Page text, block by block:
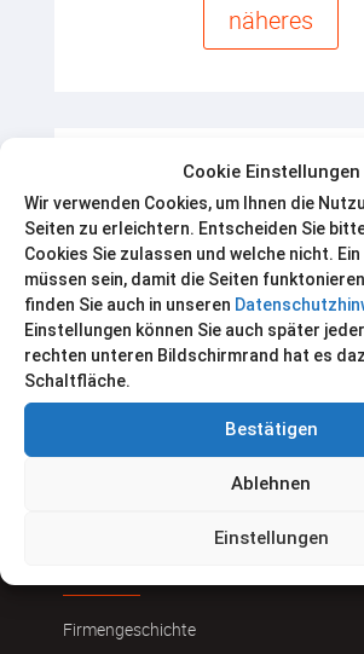
Cookie Einstellungen
Wir verwenden Cookies, um Ihnen die
Seiten zu erleichtern. Entscheiden Sie
Cookies Sie zulassen und welche nicht.
müssen sein, damit die Seiten
finden Sie auch in unseren
Einstellungen können Sie auch später
rechten unteren Bildschirmrand hat es
Schaltfläche.
Bestätigen
Ablehnen
Einstellungen
näheres
PRAKTIKANT/IN
ENTWICKLUNG
näheres
Firmengeschichte